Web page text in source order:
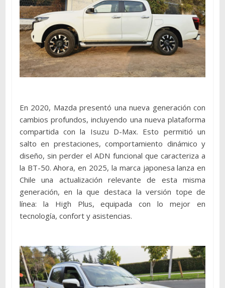
En 2020, Mazda presentó una nueva generación con
cambios profundos, incluyendo una nueva plataforma
compartida con la Isuzu D-Max. Esto permitió un
salto en prestaciones, comportamiento dinámico y
diseño, sin perder el ADN funcional que caracteriza a
la BT-50. Ahora, en 2025, la marca japonesa lanza en
Chile una actualización relevante de esta misma
generación, en la que destaca la versión tope de
línea: la High Plus, equipada con lo mejor en
tecnología, confort y asistencias.